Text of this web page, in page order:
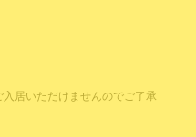
居いただけませんのでご了承